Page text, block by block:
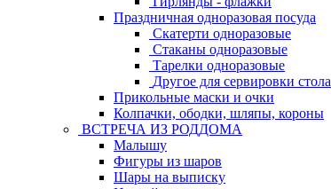
Праздничная одноразовая посуда
Скатерти одноразовые
Стаканы одноразовые
Тарелки одноразовые
Другое для сервировки стола
Прикольные маски и очки
Колпачки, ободки, шляпы, короны
ВСТРЕЧА ИЗ РОДДОМА
Малышу
Фигуры из шаров
Шары на выписку